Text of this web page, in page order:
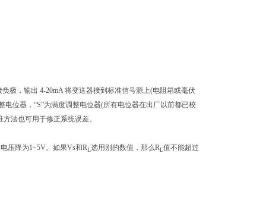
极，输出 4-20mA 将变送器接到标准信号源上(电阻箱或毫伏
位器，“S”为满度调整电位器(所有电位器在出厂以前都已校
法也可用于修正系统误差。
压降为1~5V。如果Vs和RL选用别的数值，那么RL值不能超过